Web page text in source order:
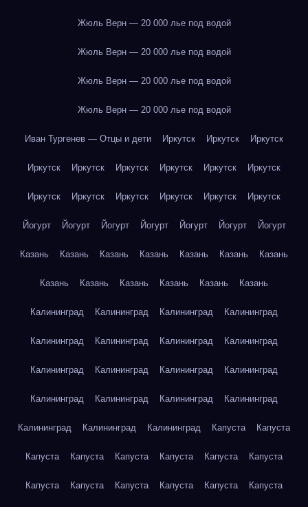
Жюль Верн — 20 000 лье под водой
Жюль Верн — 20 000 лье под водой
Жюль Верн — 20 000 лье под водой
Жюль Верн — 20 000 лье под водой
Иван Тургенев — Отцы и дети Иркутск Иркутск Иркутск
Иркутск Иркутск Иркутск Иркутск Иркутск Иркутск
Иркутск Иркутск Иркутск Иркутск Иркутск Иркутск
Йогурт Йогурт Йогурт Йогурт Йогурт Йогурт Йогурт
Казань Казань Казань Казань Казань Казань Казань
Казань Казань Казань Казань Казань Казань
Калининград Калининград Калининград Калининград
Калининград Калининград Калининград Калининград
Калининград Калининград Калининград Калининград
Калининград Калининград Калининград Калининград
Калининград Калининград Калининград Капуста Капуста
Капуста Капуста Капуста Капуста Капуста Капуста
Капуста Капуста Капуста Капуста Капуста Капуста